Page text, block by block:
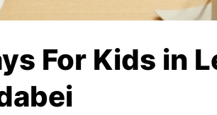
For Kids in